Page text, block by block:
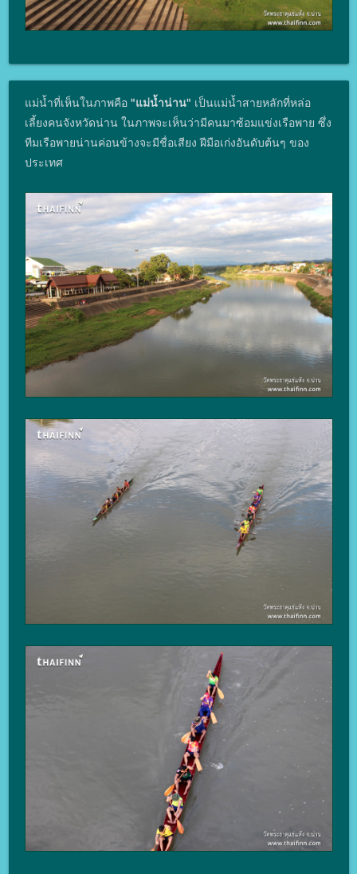
แม่น้ำที่เห็นในภาพคือ "แม่น้ำน่าน" เป็นแม่น้ำสายหลักที่หล่อ
เลี้ยงคนจังหวัดน่าน ในภาพจะเห็นว่ามีคนมาซ้อมแข่งเรือพาย ซึ่ง
ทีมเรือพายน่านค่อนข้างจะมีชื่อเสียง ฝีมือเก่งอันดับต้นๆ ของ
ประเทศ